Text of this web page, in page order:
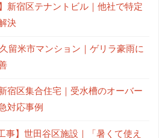
新宿区テナントビル｜他社で特定
決
留米市マンション｜ゲリラ豪雨に
宿区集合住宅｜受水槽のオーバー
対応事例
】世田谷区施設｜「暑くて使え